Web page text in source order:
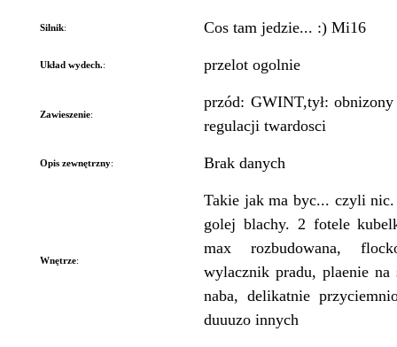
Silnik: Cos tam jedzie... :) Mi16
Układ wydech.: przelot ogolnie
Zawieszenie:
przód: GWINT,tył:
regulacji twardosci
Opis zewnętrzny: Brak danych
Wnętrze:
Takie jak ma byc... czyli
golej blachy. 2 fotele
max rozbudowana,
wylacznik pradu, plaenie
naba, delikatnie
duuuzo innych